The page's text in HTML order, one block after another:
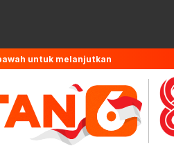
untuk melanjutkan